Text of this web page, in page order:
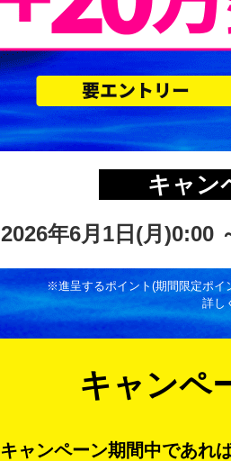
キャン
2026年6月1日(月)0:00
※進呈するポイント(期間限定ポイ
詳し
キャンペ
キャンペーン期間中であれ